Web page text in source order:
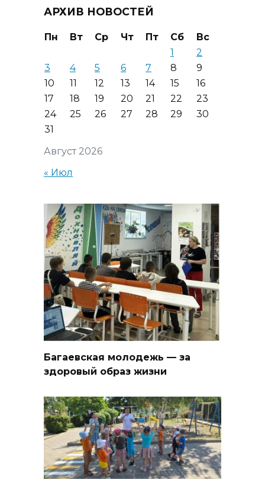
АРХИВ НОВОСТЕЙ
Август 2026
Пн Вт Ср Чт Пт Сб
Вс
1
2
3
4 5 6 7 8
9
10
11 12 13 14 15
16
17
18 19 20 21 22
23
24
25 26 27 28 29
30
31
« Июл
Багаевская молодежь — за
здоровый образ жизни